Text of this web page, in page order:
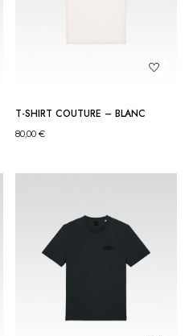
T-SHIRT COUTURE – BLANC
80,00 €